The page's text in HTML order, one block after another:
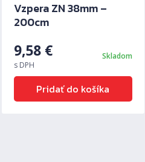
Vzpera ZN 38mm –
200cm
9,58 €
s DPH
Skladom
Pridať do košíka